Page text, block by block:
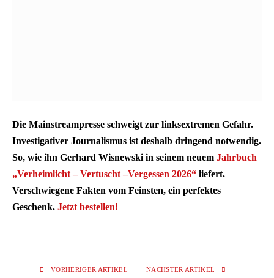
Die Mainstreampresse schweigt zur linksextremen Gefahr.
Investigativer Journalismus ist deshalb dringend notwendig.
So, wie ihn Gerhard Wisnewski in seinem neuem Jahrbuch
„Verheimlicht – Vertuscht –Vergessen 2026“ liefert.
Verschwiegene Fakten vom Feinsten, ein perfektes
Geschenk. Jetzt bestellen!
VORHERIGER ARTIKEL NÄCHSTER ARTIKEL